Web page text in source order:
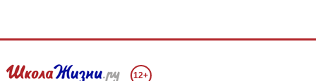
12+